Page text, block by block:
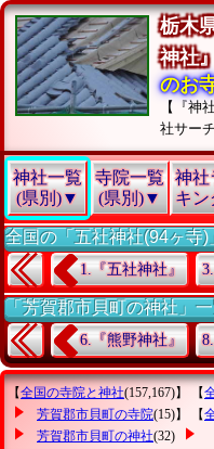
栃木
神社
のお
【『神
社サー
神社一覧
(県別)▼
寺院一覧
(県別)▼
神社
キ
全国の「五社神社(94ヶ寺
1.『五社神社』
「芳賀郡市貝町の神社」
6.『熊野神社』
【全国の寺院と神社(157,167)】 【
芳賀郡市貝町の寺院(15)】 【
芳賀郡市貝町の神社(32)